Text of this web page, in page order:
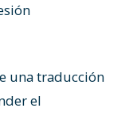
una traducción
el